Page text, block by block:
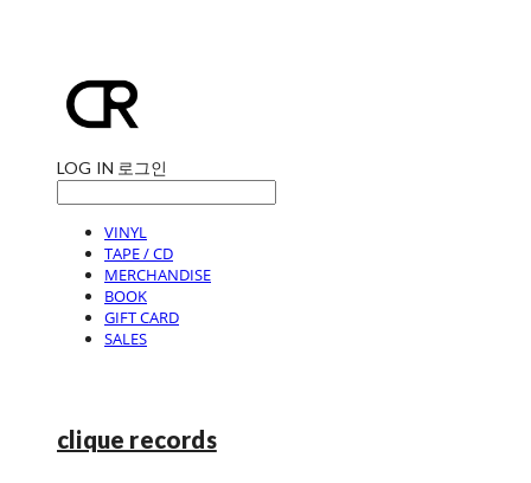
LOG IN 로그인
VINYL
TAPE / CD
MERCHANDISE
BOOK
GIFT CARD
SALES
clique records